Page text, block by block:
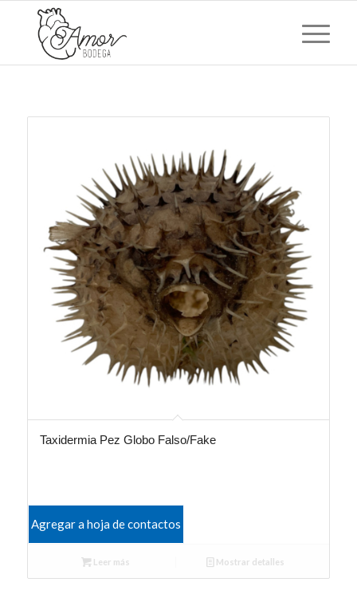
Taxidermia Pez Globo Falso/Fake
Agregar a hoja de contactos
Leer más Mostrar detalles